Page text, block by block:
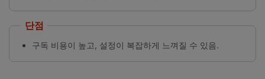
단점
구독 비용이 높고, 설정이 복잡하게 느껴질 수 있음.